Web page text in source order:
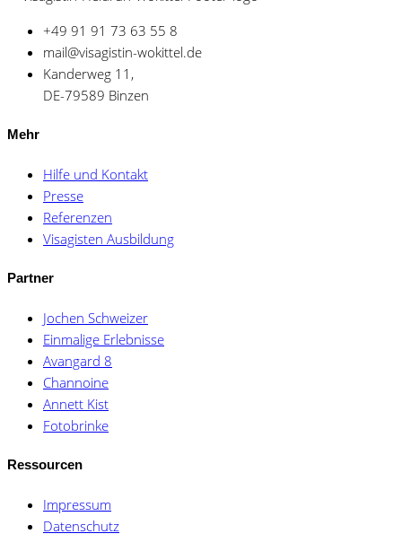
+49 91 91 73 63 55 8
mail@visagistin-wokittel.de
Kanderweg 11,
DE-79589 Binzen
Mehr
Hilfe und Kontakt
Presse
Referenzen
Visagisten Ausbildung
Partner
Jochen Schweizer
Einmalige Erlebnisse
Avangard 8
Channoine
Annett Kist
Fotobrinke
Ressourcen
Impressum
Datenschutz